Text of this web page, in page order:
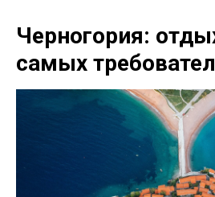
Черногория:
самых